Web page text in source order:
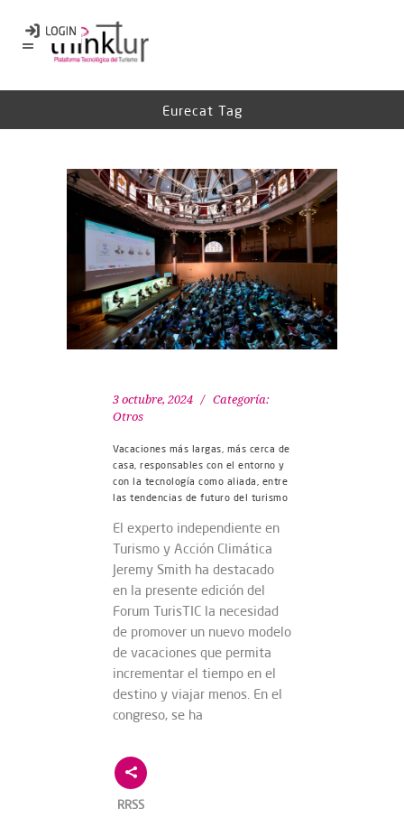
Eurecat Tag
3 octubre, 2024
Categoría:
Otros
Vacaciones más largas, más cerca de
casa, responsables con el entorno y
con la tecnología como aliada, entre
las tendencias de futuro del turismo
El experto independiente en
Turismo y Acción Climática
Jeremy Smith ha destacado
en la presente edición del
Forum TurisTIC la necesidad
de promover un nuevo modelo
de vacaciones que permita
incrementar el tiempo en el
destino y viajar menos. En el
congreso, se ha
RRSS